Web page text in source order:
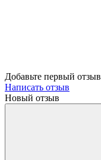
Добавьте первый отзыв
Написать отзыв
Новый отзыв